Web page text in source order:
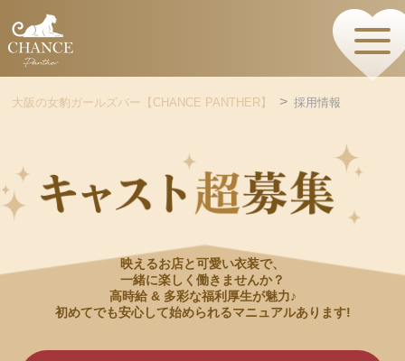
コンセプト
GALLERY
動画・ダイアリーフォト
MENU
EVENTS
イベント情報
SHOP
店舗情報・よくある質問
外国人観光客向け
大阪の女豹ガールズバー【CHANCE PANTHER】 採用情報
映えるお店と可愛い衣装で、
一緒に楽しく働きませんか？
高時給 & 多彩な福利厚生が魅力♪
初めてでも安心して始められるマニュアルあります!